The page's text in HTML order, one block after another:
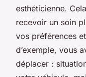
esthéticienne.
recevoir un soin
vos préférences
d’exemple, vous
déplacer :